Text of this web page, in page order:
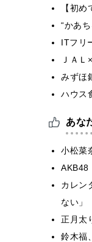
【初
“かあ
ITフリ
ＪＡ
みずほ
ハウス
あな
小松菜
AKB48
カレン
ない」
正月太
鈴木福